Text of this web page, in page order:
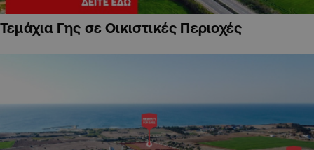
Τεμάχια Γης σε Οικιστικές Περιοχές